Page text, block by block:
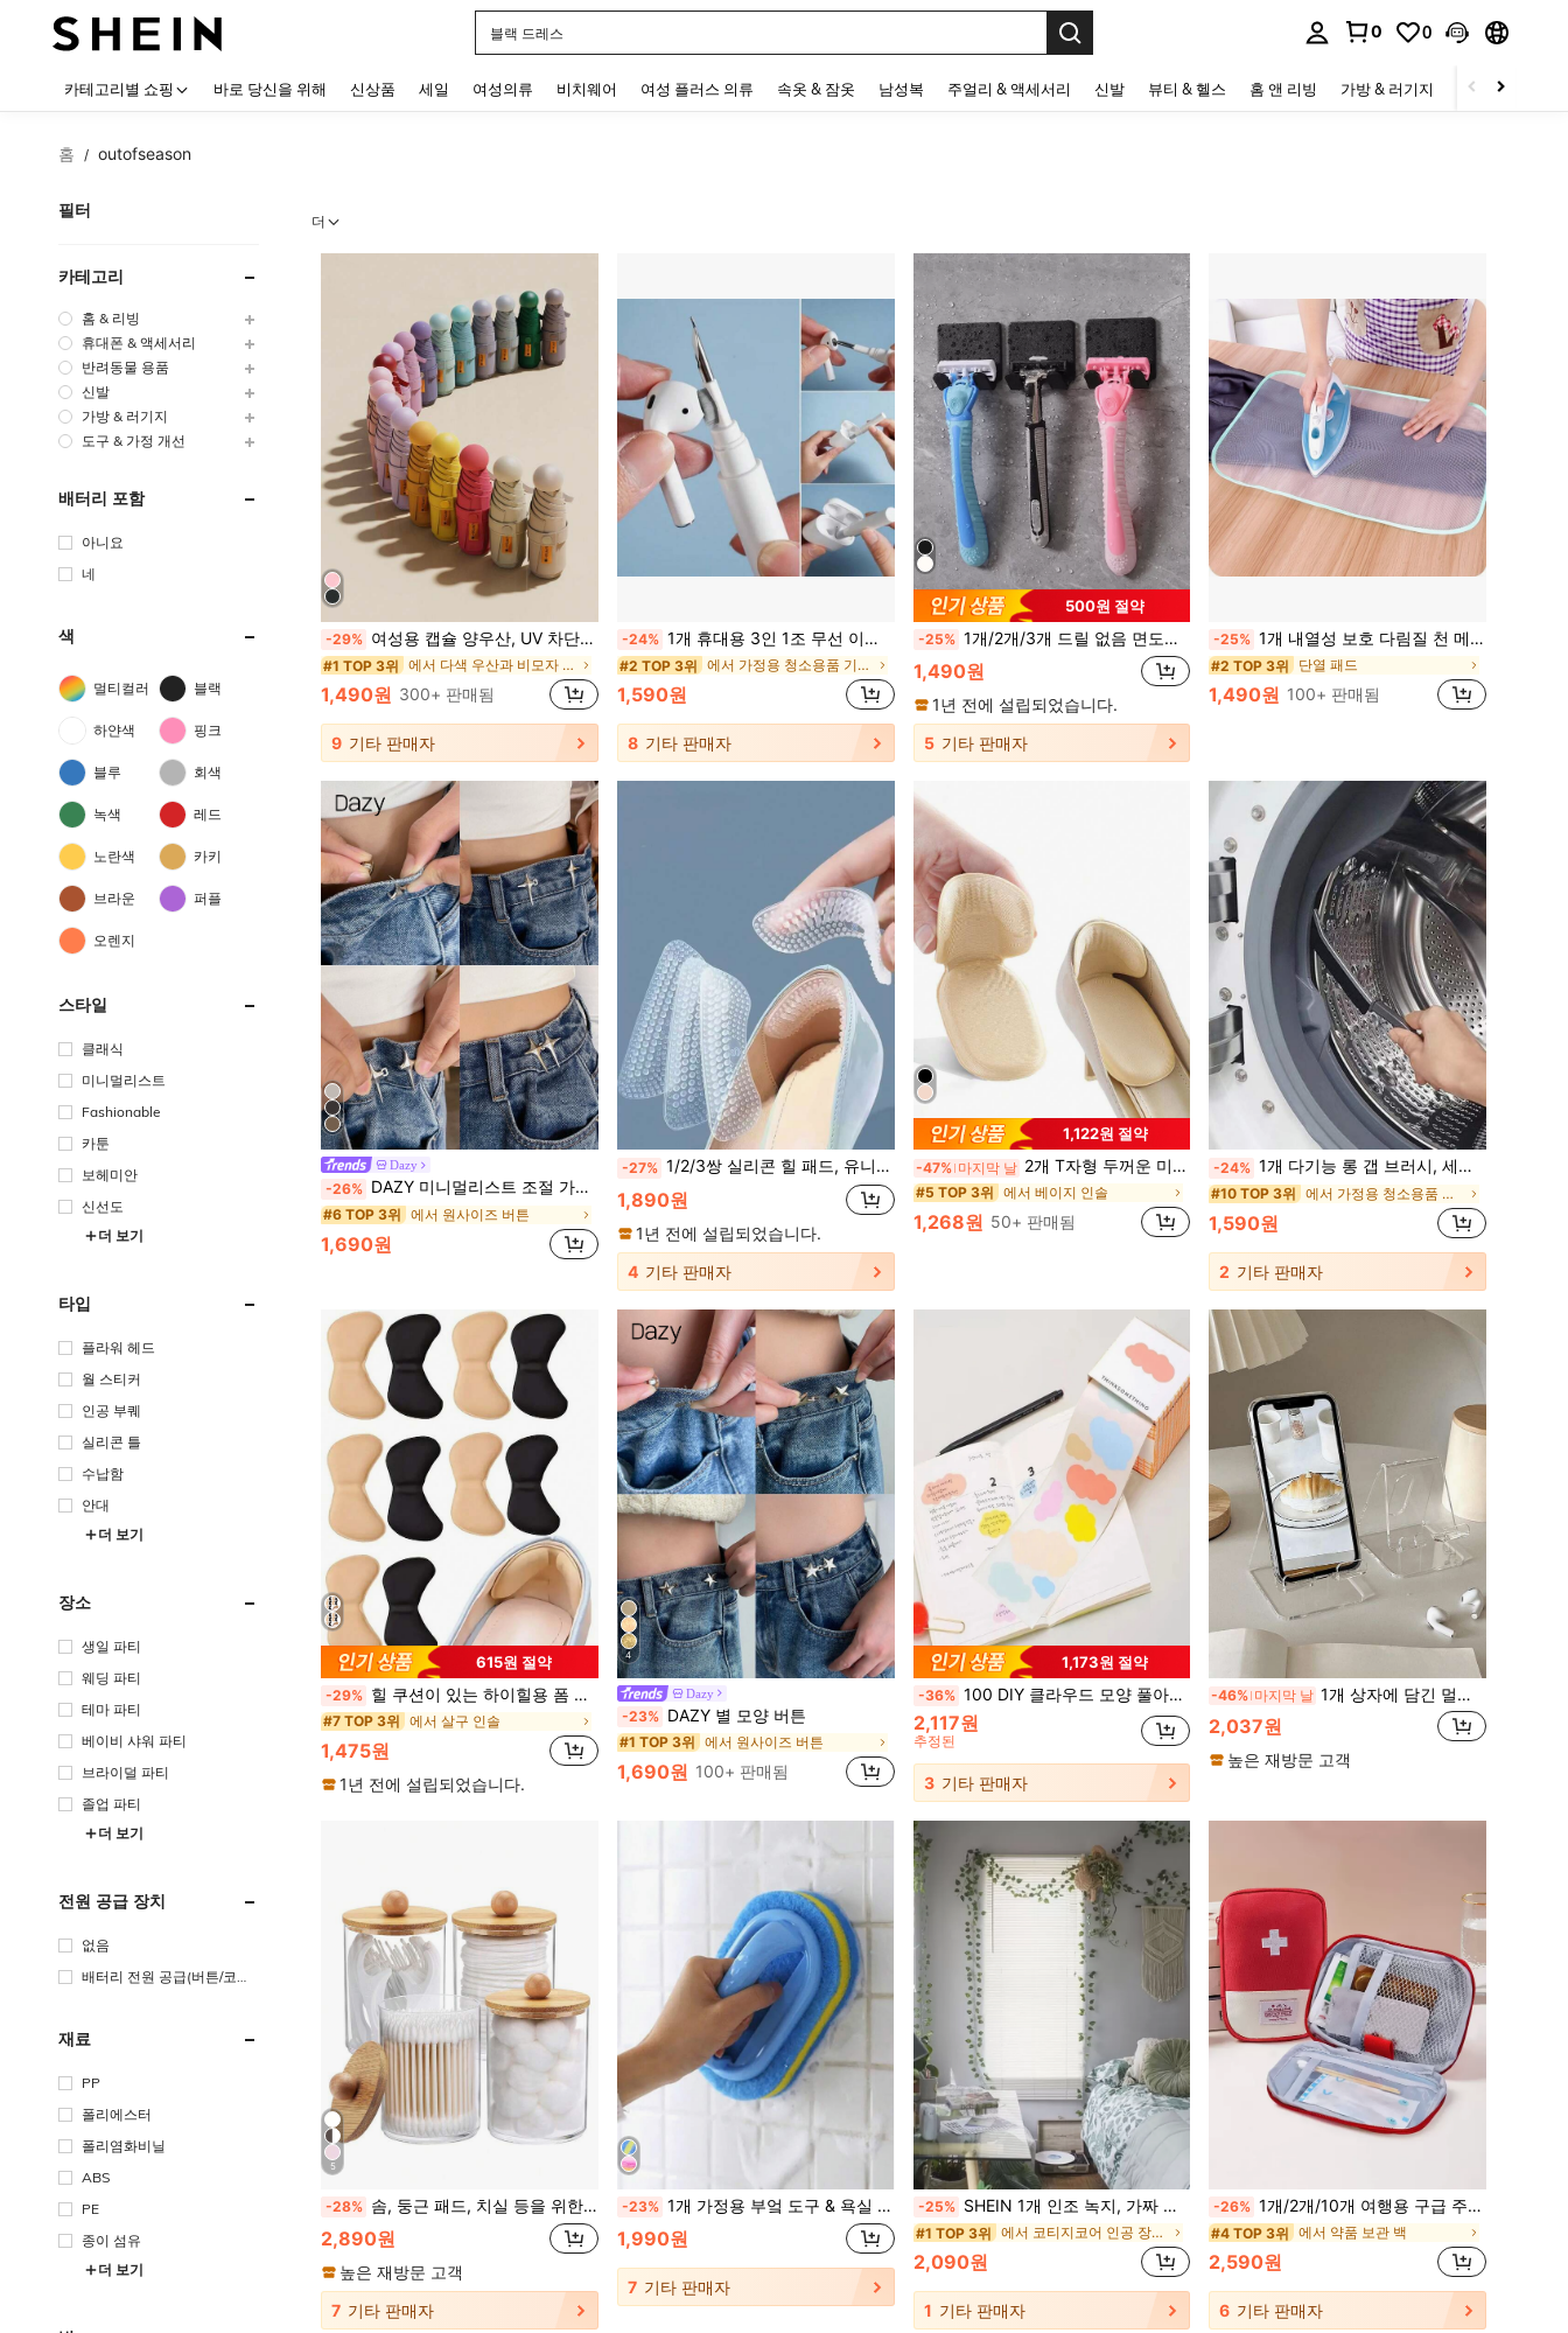
블랙 드레스
0 0
카테고리별 쇼핑 바로 당신을 위해 신상품 세일 여성의류 비치웨어 여성 플러스 의류 속옷 & 잠옷 남성복 주얼리 & 액세서리 신발 뷰티 & 헬스 홈 앤 리빙 가방 & 러기지 스포츠 & 아웃
홈 / outofseason
필터
카테고리
홈 & 리빙
휴대폰 & 액세서리
반려동물 용품
신발
가방 & 러기지
도구 & 가정 개선
배터리 포함
아니요
네
색
멀티컬러 블랙
하얀색 핑크
블루 회색
녹색 레드
노란색 카키
브라운 퍼플
오렌지
스타일
클래식
미니멀리스트
Fashionable
카툰
보헤미안
신선도
더 보기
타입
플라워 헤드
월 스티커
인공 부퀘
실리콘 틀
수납함
안대
더 보기
장소
생일 파티
웨딩 파티
테마 파티
베이비 샤워 파티
브라이덜 파티
졸업 파티
더 보기
전원 공급 장치
없음
배터리 전원 공급(버튼/코인
재료
PP
폴리에스터
폴리염화비닐
ABS
PE
종이 섬유
더 보기
더
-29% 여성용 캡슐 양우산, UV 차단 & 방수 2-in-1, 미니 5단 초경량 휴대용, 야외 UPF50+ 방수 양우산, 휴가 선물 선택, 패셔너블한 휴대용 우산, 독특한 디자인, 경량 캡슐 미니 양우산, UV 차단 & 방수, 수납 가방 포함 접이식, 학교, 사무실, 가정, 여행, 야외, 정원에 적합, 여행 필수품
#1 TOP 3위 에서 다색 우산과 비모자 우산
1,490원 300+ 판매됨
9 기타 판매자
-24% 1개 휴대용 3인 1조 무선 이어폰 케이스 청소 도구 키트, 이어폰 청소 펜 포함, Airpods 및 Airpods Pro 12와 호환 가능하며 청소 브러시도 포함
#2 TOP 3위 에서 가정용 청소용품 기타 청소 브러시
1,590원
8 기타 판매자
500원 절약
-25% 1개/2개/3개 드릴 없음 면도기 홀더 벽걸이 전원 코드 플러그 후크 옷 및 가방용 행거
1,490원
1년 전에 설립되었습니다.
5 기타 판매자
-25% 1개 내열성 보호 다림질 천 메쉬, 다림질 매트, 다리미판, 보호 망 홈 데코, 홈 장식, 주방, 침실, 가정, 사무실, 학교용, 개학 준비물
#2 TOP 3위 단열 패드
1,490원 100+ 판매됨
Dazy
-26% DAZY 미니멀리스트 조절 가능한 버튼 핀, 바지 허리 조임 장치
#6 TOP 3위 에서 원사이즈 버튼
1,690원
-27% 1/2/3쌍 실리콘 힐 패드, 유니섹스 미끄럼 방지 힐 쿠션, 미끄럼 방지 힐 패치, 힐 케어 보호 패드, 신발 액세서리, 개학 준비물
1,890원
1년 전에 설립되었습니다.
4 기타 판매자
1,122원 절약
-47% 마지막 날 2개 T자형 두꺼운 미끄럼 방지 힐 패드, 남녀 신발용 자가 접착식 힐 그립, 미끄럼 방지, 물집 방지, 힐 보호
#5 TOP 3위 에서 베이지 인솔
1,268원 50+ 판매됨
-24% 1개 다기능 롱 갭 브러시, 세탁기 드럼 청소, 싱크대 청소에 적합, 단단한 청소 브러시 헤드 장착, 핸들 청소 도구, 창문 틈새 청소에 사용 가능, 주방, 욕실, 가정, 가정용 청소 용품에 적합
#10 TOP 3위 에서 가정용 청소용품 기타 청소 브러시
1,590원
2 기타 판매자
615원 절약
-29% 힐 쿠션이 있는 하이힐용 폼 신발 깔창, 발 패드, 신발 및 부츠 액세서리, 개학 용품, 신발, 봄 여름 선택, 신부 들러리 선물, 방, 침실 장식, 해변, 여행, 남성용, 여성용, 휴가, 귀여운 물건, 어머니의 날 선물, 침실 장식, 정원, 주방 장식, 여름, 해변, 여행 필수품, 방 장식, 스퀴시, 졸업, 신발장, 수납 절약, 야외, 정원, 여행 필수품, 휴대용, 해변 필수품, 졸업 시즌, 졸업식, 졸업식, 졸업 선물, 졸업 선물, 졸업 선물, 졸업 선물, 졸업 축하, 졸업 축하, 수석 졸업생, 학교 졸업, 졸업 파티
#7 TOP 3위 에서 살구 인솔
1,475원
1년 전에 설립되었습니다.
4
Dazy
-23% DAZY 별 모양 버튼
#1 TOP 3위 에서 원사이즈 버튼
1,690원 100+ 판매됨
1,173원 절약
-36% 100 DIY 클라우드 모양 풀아웃 스티커 메모 학생 옳은 혹은 메모 , 포함 박스 레이블
2,117원
추정된
3 기타 판매자
-46% 마지막 날 1개 상자에 담긴 멀티피스 데스크 전화 스탠드, 다채롭고 창의적인 장식, 편리한 충전, 미끄럼 방지 디자인, 다양한 시나리오에 적합
2,037원
높은 재방문 고객
5
-28% 솜, 둥근 패드, 치실 등을 위한 대나무 커버 디스펜서 홀더가있는 액세서리 4 개 - 욕실 / 주방 세면대 수납용 10oz 클리어 플라스틱 디스펜싱 자 패키지 세트
2,890원
높은 재방문 고객
7 기타 판매자
-23% 1개 가정용 부엌 도구 & 욕실 청소 세척 스펀지 브러시, 세라믹 타일 청소용
1,990원
7 기타 판매자
-25% SHEIN 1개 인조 녹지, 가짜 식물, 가을 장식, 룸, 책상, 정원 장식, 연휴 선물 주기를 위한 룸 장식용 소품
#1 TOP 3위 에서 코티지코어 인공 장식&인공 장식
2,090원
1 기타 판매자
-26% 1개/2개/10개 여행용 구급 주머니, 휴대용 약 보관 가방, 보헤미안 분위기
#4 TOP 3위 에서 약품 보관 백
2,590원
6 기타 판매자